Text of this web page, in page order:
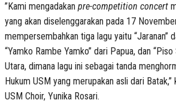
”Kami mengadakan pre-competition concert
yang akan diselenggarakan pada 17
mempersembahkan tiga lagu yaitu “Jaranan”
“Yamko Rambe Yamko” dari Papua, dan
Utara, dimana lagu ini sebagai tanda
Hukum USM yang merupakan asli dari
USM Choir, Yunika Rosari.